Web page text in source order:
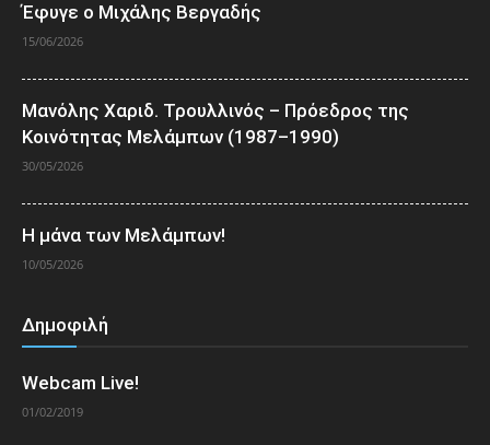
Έφυγε ο Μιχάλης Βεργαδής
15/06/2026
Μανόλης Χαριδ. Τρουλλινός – Πρόεδρος της
Κοινότητας Μελάμπων (1987–1990)
30/05/2026
Η μάνα των Μελάμπων!
10/05/2026
Δημοφιλή
Webcam Live!
01/02/2019